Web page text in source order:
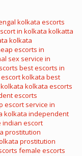
kolkata escorts
in kolkata kolkatta
kolkata
escorts in
sex service in
best escorts in
kolkata best
kolkata escorts
escorts
escort service in
kolkata independent
indian escort
prostitution
prostitution
female escorts